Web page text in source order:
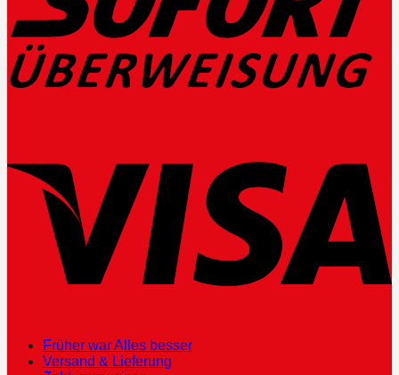
Früher war Alles besser
Versand & Lieferung